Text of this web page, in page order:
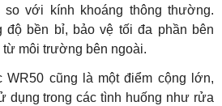
với kính khoáng thông thường.
độ bền bỉ, bảo vệ tối đa phần bên
môi trường bên ngoài.
WR50 cũng là một điểm cộng lớn,
dụng trong các tình huống như rửa